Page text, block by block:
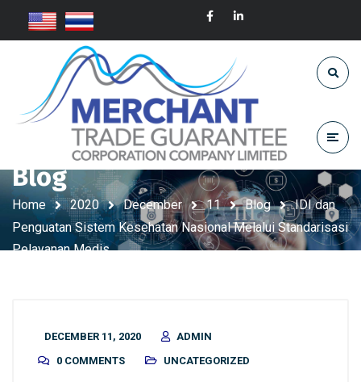
Blog
Home 2020 December 11 Blog
IDI dan
Penguatan Sistem Kesehatan Nasional Melalui Standarisasi
Pelayanan Medis
DECEMBER 11, 2020
ADMIN
0 COMMENTS
UNCATEGORIZED